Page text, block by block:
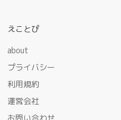
えことぴ
about
プライバシー
利用規約
運営会社